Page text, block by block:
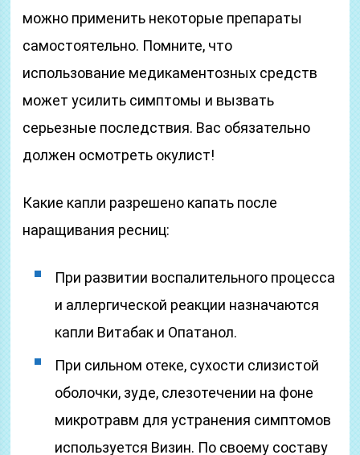
можно применить некоторые препараты
самостоятельно. Помните, что
использование медикаментозных средств
может усилить симптомы и вызвать
серьезные последствия. Вас обязательно
должен осмотреть окулист!
Какие капли разрешено капать после
наращивания ресниц:
При развитии воспалительного процесса
и аллергической реакции назначаются
капли Витабак и Опатанол.
При сильном отеке, сухости слизистой
оболочки, зуде, слезотечении на фоне
микротравм для устранения симптомов
используется Визин. По своему составу